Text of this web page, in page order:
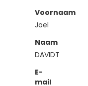
Voornaam
Joel
Naam
DAVIDT
E-
mail